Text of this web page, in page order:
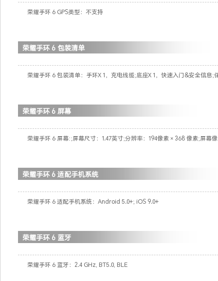
荣耀手环 6 GPS类型：不支持
荣耀手环 6 包装清单
荣耀手环 6 包装清单：手环X 1，充电线缆;底座X 1，快速入门&安全信息;
荣耀手环 6 屏幕
荣耀手环 6 屏幕:;屏幕尺寸：1.47英寸;分辨率：194像素 × 368 像素;屏
荣耀手环 6 适配手机系统
荣耀手环 6 适配手机系统：Android 5.0+; iOS 9.0+
荣耀手环 6 蓝牙
荣耀手环 6 蓝牙：2.4 GHz, BT5.0, BLE